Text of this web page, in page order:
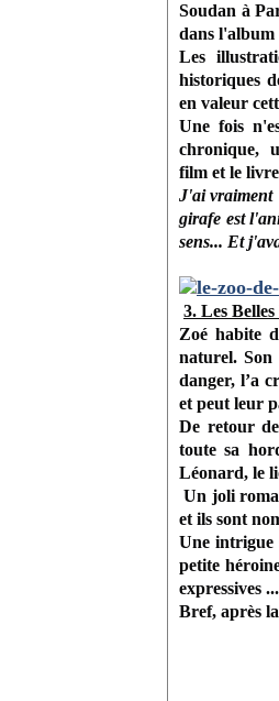
Soudan à
dans l'album
Les
historiques
en valeur
Une fois
chronique,
film et le
J'ai vraiment
girafe est
sens... Et
3. Les
Zoé habite
naturel.
danger, l’a
et peut leur
De retour
toute sa
Léonard, le
Un joli
et ils sont
Une intrigue
petite
expressives ...
Bref, après